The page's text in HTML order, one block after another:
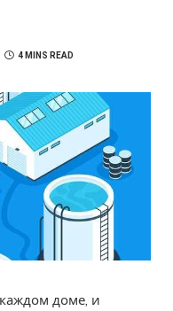
4 MINS READ
доме, и